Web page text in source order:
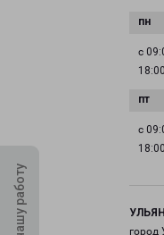
с
18:00
с
18:00
город